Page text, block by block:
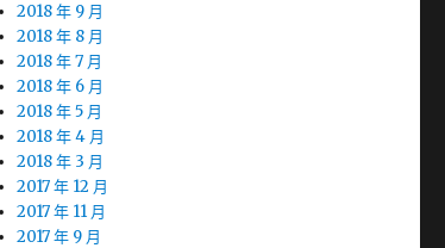
2018 年 9 月
2018 年 8 月
2018 年 7 月
2018 年 6 月
2018 年 5 月
2018 年 4 月
2018 年 3 月
2017 年 12 月
2017 年 11 月
2017 年 9 月